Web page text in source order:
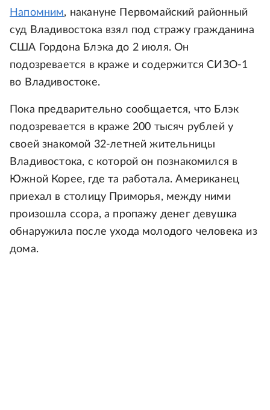
Напомним, накануне Первомайский районный
суд Владивостока взял под стражу гражданина
США Гордона Блэка до 2 июля. Он
подозревается в краже и содержится СИЗО-1
во Владивостоке.
Пока предварительно сообщается, что Блэк
подозревается в краже 200 тысяч рублей у
своей знакомой 32-летней жительницы
Владивостока, с которой он познакомился в
Южной Корее, где та работала. Американец
приехал в столицу Приморья, между ними
произошла ссора, а пропажу денег девушка
обнаружила после ухода молодого человека из
дома.